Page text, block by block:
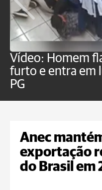
Vídeo: Homem
furto e entra em
PG
Anec
exportação
do Brasil em